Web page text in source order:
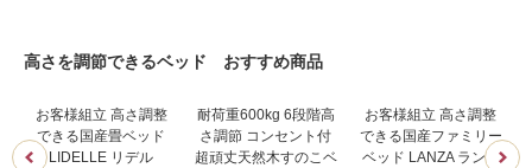
高さを調節できるベッド おすすめ商品
お客様組立 高さ調整
できる国産畳ベッド
LIDELLE リデル
耐荷重600kg 6段階高
さ調節 コンセント付
超頑丈天然木すのこベ
お客様組立 高さ調整
できる国産ファミリー
ベッド LANZA ランツ